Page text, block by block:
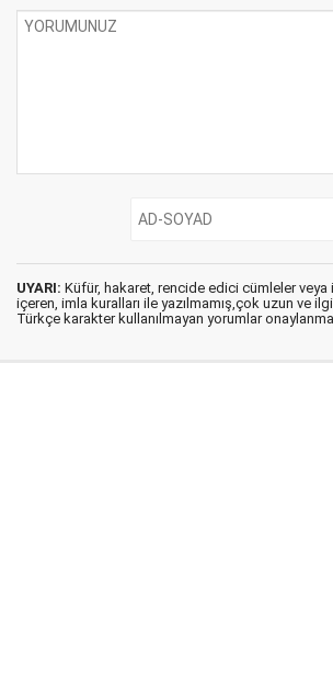
UYARI: Küfür, hakaret, rencide edici cümleler veya
içeren, imla kuralları ile yazılmamış,çok uzun ve
Türkçe karakter kullanılmayan yorumlar